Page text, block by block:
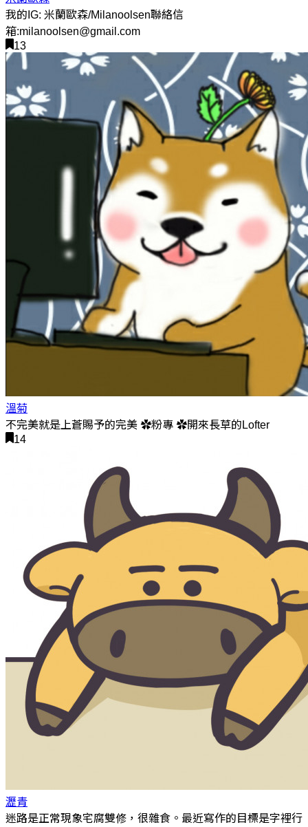
我的IG: 米蘭歐森/Milanoolsen聯絡信
箱:milanoolsen@gmail.com
13
溫菊
不完美就是上蒼賜予的完美 ✿粉專 ✿開來長草的Lofter
14
瀝青
迷路是正常現象宅腐雙修，很雜食。最近寫作的目標是字裡行